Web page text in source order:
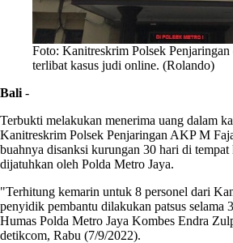
Foto: Kanitreskrim Polsek Penjaringan
terlibat kasus judi online. (Rolando)
Bali -
Terbukti melakukan menerima uang dalam
Kanitreskrim Polsek Penjaringan AKP M
buahnya disanksi kurungan 30 hari di
dijatuhkan oleh Polda Metro Jaya.
"Terhitung kemarin untuk 8 personel dari
penyidik pembantu dilakukan patsus selama
Humas Polda Metro Jaya Kombes Endra
detikcom, Rabu (7/9/2022).